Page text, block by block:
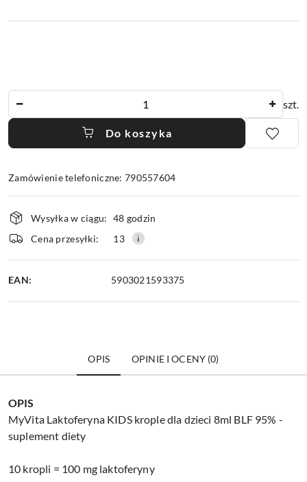
szt.
Do koszyka
Zamówienie telefoniczne: 790557604
Dostępność
i
dostawa
Wysyłka w ciągu: 48 godzin
Cena przesyłki:
13
EAN: 5903021593375
OPIS OPINIE I OCENY (0)
OPIS
MyVita Laktoferyna KIDS krople dla dzieci 8ml BLF 95% -
suplement diety
10 kropli = 100 mg laktoferyny